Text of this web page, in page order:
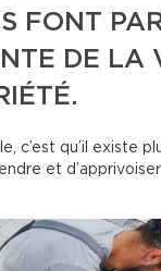
FONT
DE LA
c’est qu’il existe
et